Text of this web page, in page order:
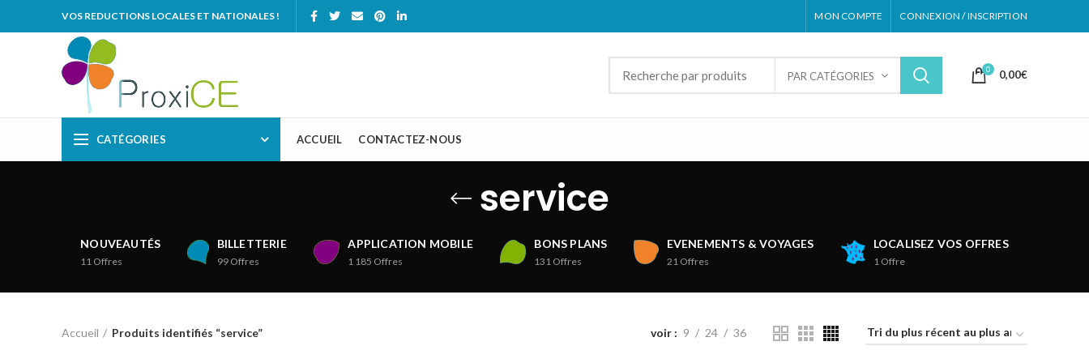
VOS REDUCTIONS LOCALES ET NATIONALES ! MON COMPTE CONNEXION / INSCRIPTION
PAR CATÉGORIES
0 0,00€
CATÉGORIES ACCUEIL CONTACTEZ-NOUS
service
NOUVEAUTÉS
11 Offres
BILLETTERIE
99 Offres
APPLICATION MOBILE
1 185 Offres
BONS PLANS
131 Offres
EVENEMENTS & VOYAGES
21 Offres
LOCALISEZ VOS OFFRES
1 Offre
Accueil Produits identifiés “service” voir 9 24 36